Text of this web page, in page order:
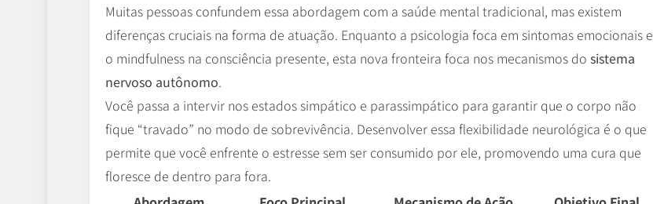
Muitas pessoas confundem essa abordagem com a saúde mental tradicional, mas existem
diferenças cruciais na forma de atuação. Enquanto a psicologia foca em sintomas emocionais e
o mindfulness na consciência presente, esta nova fronteira foca nos mecanismos do sistema
nervoso autônomo.
Você passa a intervir nos estados simpático e parassimpático para garantir que o corpo não
fique “travado” no modo de sobrevivência. Desenvolver essa flexibilidade neurológica é o que
permite que você enfrente o estresse sem ser consumido por ele, promovendo uma cura que
floresce de dentro para fora.